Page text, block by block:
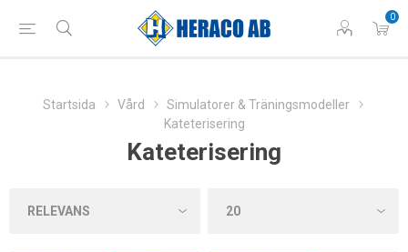
0
Startsida Vård
Simulatorer & Träningsmodeller
Kateterisering
Kateterisering